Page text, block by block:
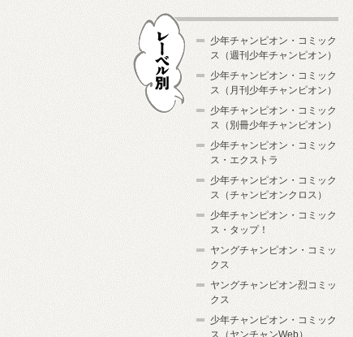
少年チャンピオン・コミック
ス（週刊少年チャンピオン）
少年チャンピオン・コミック
ス（月刊少年チャンピオン）
少年チャンピオン・コミック
ス（別冊少年チャンピオン）
少年チャンピオン・コミック
ス・エクストラ
少年チャンピオン・コミック
ス（チャンピオンクロス）
少年チャンピオン・コミック
ス・タップ！
ヤングチャンピオン・コミッ
クス
ヤングチャンピオン烈コミッ
クス
少年チャンピオン・コミック
ス（ヤンチャンWeb）